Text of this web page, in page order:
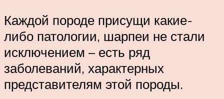
Каждой породе присущи какие-
либо патологии, шарпеи не стали
исключением – есть ряд
заболеваний, характерных
представителям этой породы.